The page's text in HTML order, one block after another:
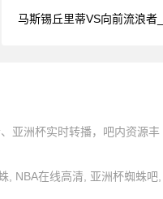
亚洲杯实时转播，吧内资源丰
NBA在线高清, 亚洲杯蜘蛛吧,